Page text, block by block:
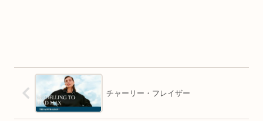
チャーリー・フレイザー